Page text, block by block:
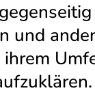
und
ihrem